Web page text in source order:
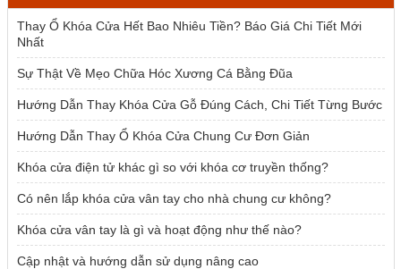
1.500.000 ₫.
Thay Ổ Khóa Cửa Hết Bao Nhiêu Tiền? Báo Giá Chi Tiết Mới
Nhất
Sự Thật Về Mẹo Chữa Hóc Xương Cá Bằng Đũa
Hướng Dẫn Thay Khóa Cửa Gỗ Đúng Cách, Chi Tiết Từng Bước
Hướng Dẫn Thay Ổ Khóa Cửa Chung Cư Đơn Giản
Khóa cửa điện tử khác gì so với khóa cơ truyền thống?
Có nên lắp khóa cửa vân tay cho nhà chung cư không?
Khóa cửa vân tay là gì và hoạt động như thế nào?
Cập nhật và hướng dẫn sử dụng nâng cao